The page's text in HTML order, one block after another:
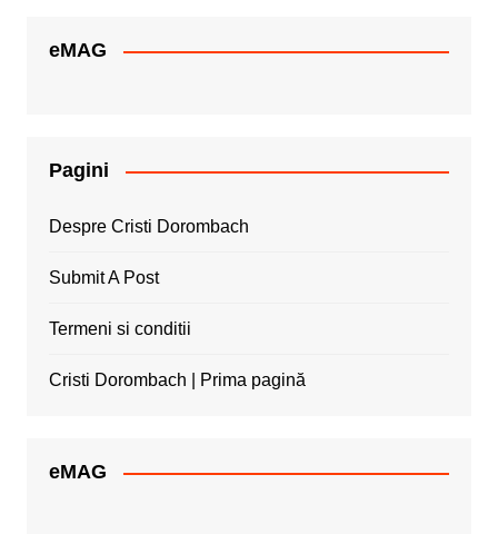
eMAG
Pagini
Despre Cristi Dorombach
Submit A Post
Termeni si conditii
Cristi Dorombach | Prima pagină
eMAG